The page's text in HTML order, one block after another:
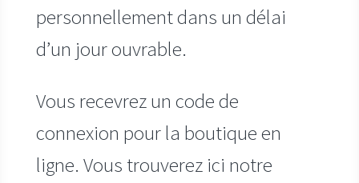
personnellement dans un délai
d’un jour ouvrable.
Vous recevrez un code de
connexion pour la boutique en
ligne. Vous trouverez ici notre